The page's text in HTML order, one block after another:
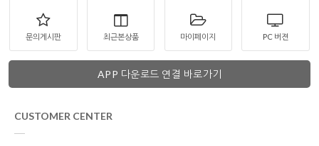
문의게시판 최근본상품 마이페이지 PC 버젼
APP 다운로드 연결 바로가기
CUSTOMER CENTER